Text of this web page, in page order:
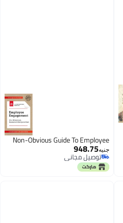
Non-Obvious Guide To Employee
جنيه948.75
توصيل مجاني
توصيل مجاني